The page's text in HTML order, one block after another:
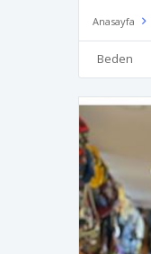
Anasayfa
Beden